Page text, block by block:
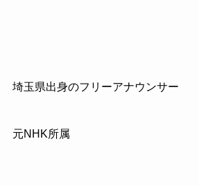
埼玉県出身のフリーアナウンサー
元NHK所属